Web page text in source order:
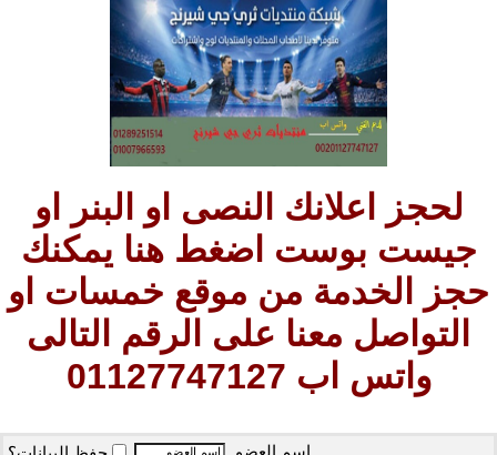
لحجز اعلانك النصى او البنر او
جيست بوست اضغط هنا يمكنك
حجز الخدمة من موقع خمسات او
التواصل معنا على الرقم التالى
واتس اب 01127747127
اسم العضو